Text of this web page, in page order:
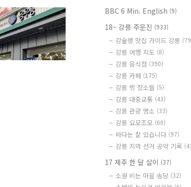
BBC 6 Min. English (9)
18~ 강릉 주문진 (933)
강슐랭 맛집 가이드 강릉
강릉 여행 지도 (8)
강릉 음식점 (390)
강릉 카페 (175)
강릉 밖 장소들 (5)
강릉 대중교통 (43)
강릉 관광 명소 (33)
강릉 요모조모 (60)
바다는 잘 있습니다 (97)
강릉 지역 선거 공약 기록
17 제주 한 달 살이 (37)
소원 비는 마을 송당 (32)